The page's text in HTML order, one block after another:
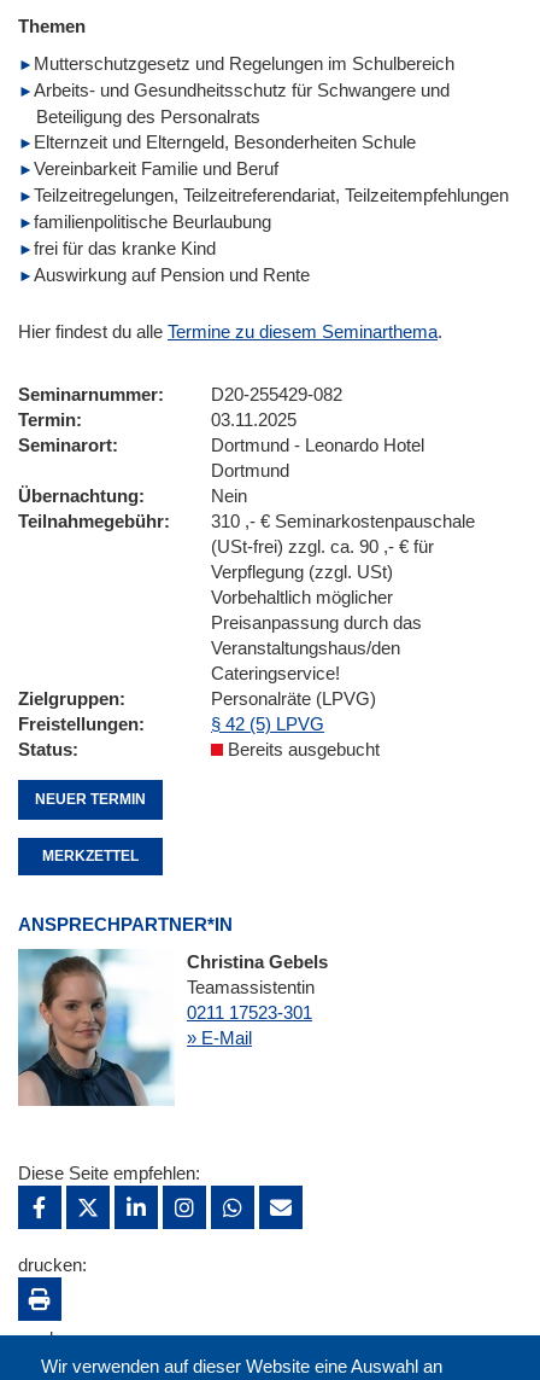
Themen
Mutterschutzgesetz und Regelungen im Schulbereich
Arbeits- und Gesundheitsschutz für Schwangere und
Beteiligung des Personalrats
Elternzeit und Elterngeld, Besonderheiten Schule
Vereinbarkeit Familie und Beruf
Teilzeitregelungen, Teilzeitreferendariat, Teilzeitempfehlungen
familienpolitische Beurlaubung
frei für das kranke Kind
Auswirkung auf Pension und Rente
Hier findest du alle Termine zu diesem Seminarthema.
Seminarnummer
D20-255429-082
Termin
03.11.2025
Seminarort
Dortmund - Leonardo Hotel
Dortmund
Übernachtung
Nein
Teilnahmegebühr
310 ,- € Seminarkostenpauschale
(USt-frei) zzgl. ca. 90 ,- € für
Verpflegung (zzgl. USt)
Vorbehaltlich möglicher
Preisanpassung durch das
Veranstaltungshaus/den
Cateringservice!
Zielgruppen
Personalräte (LPVG)
Freistellungen
§ 42 (5) LPVG
Status
Bereits ausgebucht
NEUER TERMIN
MERKZETTEL
ANSPRECHPARTNER*IN
Christina Gebels
Teamassistentin
0211 17523-301
» E-Mail
Wir verwenden auf dieser Website eine Auswahl an
Diese Seite empfehlen:
drucken:
merken: